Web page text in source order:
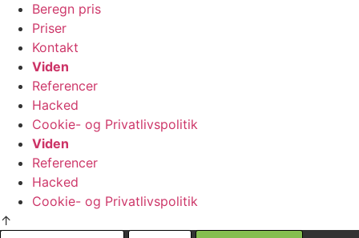
Beregn pris
Priser
Kontakt
Viden
Referencer
Hacked
Cookie- og Privatlivspolitik
Viden
Referencer
Hacked
Cookie- og Privatlivspolitik
↑